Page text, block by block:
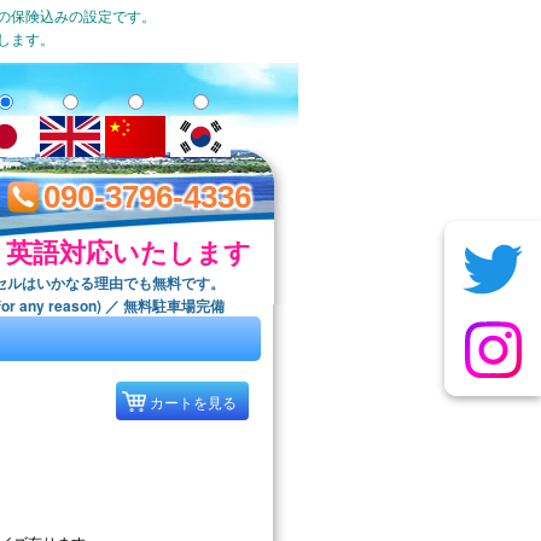
険込みの設定です。
す。
はいかなる理由でも無料です。
any reason) ／ 無料駐車場完備
090-3796-4336
英語対応いたします
カートを見る